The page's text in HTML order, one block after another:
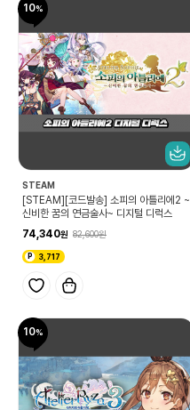
10
STEAM
[STEAM][코드발송] 소피의 아틀리에2 ~
신비한 꿈의 연금술사~ 디지털 디럭스
74,340
82,600
3,717
10